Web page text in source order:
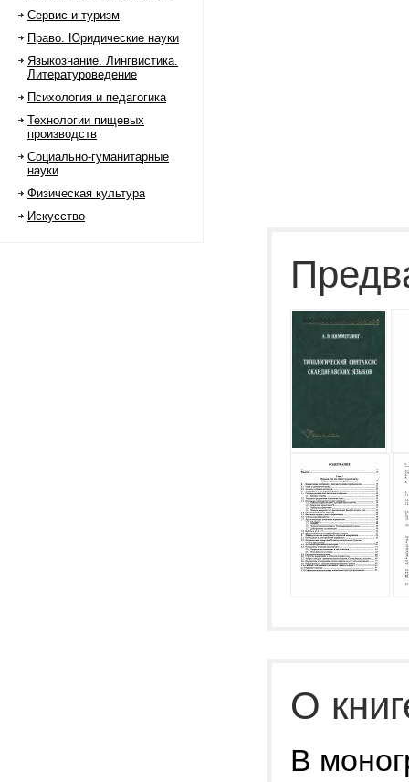
Сервис и туризм
Право. Юридические науки
Языкознание. Лингвистика.
Литературоведение
Психология и педагогика
Технологии пищевых
производств
Социально-гуманитарные
науки
Физическая культура
Искусство
О
В